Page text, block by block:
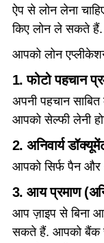
ऐप से लोन लेना
किए लोन ले सकते हैं.
आपको लोन
1. फोटो पहचान
अपनी पहचान
आपको सेल्फी लेनी
2. अनिवार्य
आपको सिर्फ पैन और
3. आय प्रमाण
आप ज़ाइप से बिना
सकते हैं. आपको बैंक